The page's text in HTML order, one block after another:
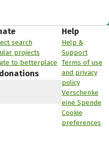
search
projects
to betterplace
Help
Help &
Support
Terms of use
and privacy
policy
Verschenke
eine Spende
Cookie
preferences